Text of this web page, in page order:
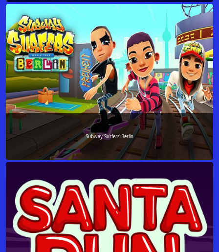
Subway Surfers Berlin